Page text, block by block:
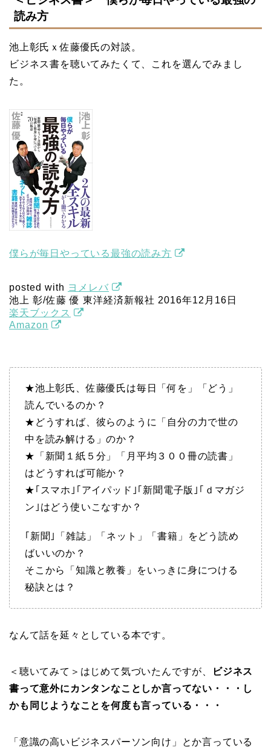
読み方
池上彰氏ｘ佐藤優氏の対談。
ビジネス書を聴いてみたくて、これを選んでみまし
た。
僕らが毎日やっている最強の読み方
posted with ヨメレバ
池上 彰/佐藤 優 東洋経済新報社 2016年12月16日
楽天ブックス
Amazon
★池上彰氏、佐藤優氏は毎日「何を」「どう」
読んでいるのか？
★どうすれば、彼らのように「自分の力で世の
中を読み解ける」のか？
★「新聞１紙５分」「月平均３００冊の読書」
はどうすれば可能か？
★｢スマホ｣｢アイパッド｣｢新聞電子版｣｢ｄマガジ
ン｣はどう使いこなすか？
｢新聞｣「雑誌」「ネット」「書籍」をどう読め
ばいいのか？
そこから「知識と教養」をいっきに身につける
秘訣とは？
なんて話を延々としている本です。
＜聴いてみて＞はじめて気づいたんですが、
ビジネス
書って意外にカンタンなことしか言ってない・・・し
かも同じようなことを何度も言っている・・・
「意識の高いビジネスパーソン向け」とか言っている